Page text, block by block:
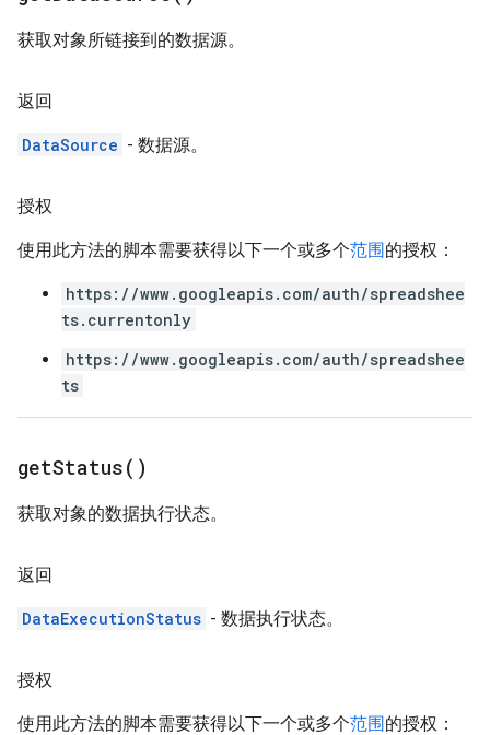
获取对象所链接到的数据源。
返回
DataSource - 数据源。
授权
使用此方法的脚本需要获得以下一个或多个范围的授权：
https://www.googleapis.com/auth/spreadshee
ts.currentonly
https://www.googleapis.com/auth/spreadshee
ts
getStatus( )
获取对象的数据执行状态。
返回
DataExecutionStatus - 数据执行状态。
授权
使用此方法的脚本需要获得以下一个或多个范围的授权：